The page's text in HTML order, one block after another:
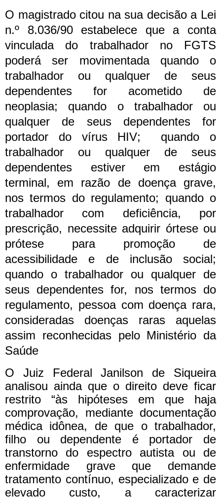
O magistrado citou na sua decisão a Lei
n.º 8.036/90 estabelece que a conta
vinculada do trabalhador no FGTS
poderá ser movimentada quando o
trabalhador ou qualquer de seus
dependentes for acometido de
neoplasia; quando o trabalhador ou
qualquer de seus dependentes for
portador do vírus HIV; quando o
trabalhador ou qualquer de seus
dependentes estiver em estágio
terminal, em razão de doença grave,
nos termos do regulamento; quando o
trabalhador com deficiência, por
prescrição, necessite adquirir órtese ou
prótese para promoção de
acessibilidade e de inclusão social;
quando o trabalhador ou qualquer de
seus dependentes for, nos termos do
regulamento, pessoa com doença rara,
consideradas doenças raras aquelas
assim reconhecidas pelo Ministério da
Saúde
O Juiz Federal Janilson de Siqueira
analisou ainda que o direito deve ficar
restrito “às hipóteses em que haja
comprovação, mediante documentação
médica idônea, de que o trabalhador,
filho ou dependente é portador de
transtorno do espectro autista ou de
enfermidade grave que demande
tratamento contínuo, especializado e de
elevado custo, a caracterizar